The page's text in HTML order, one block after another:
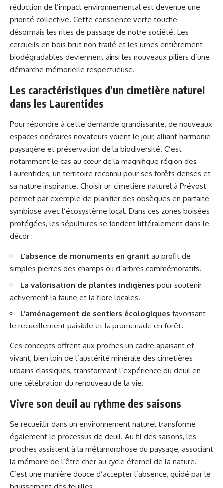
réduction de l’impact environnemental est devenue une
priorité collective. Cette conscience verte touche
désormais les rites de passage de notre société. Les
cercueils en bois brut non traité et les urnes entièrement
biodégradables deviennent ainsi les nouveaux piliers d’une
démarche mémorielle respectueuse.
Les caractéristiques d’un cimetière naturel
dans les Laurentides
Pour répondre à cette demande grandissante, de nouveaux
espaces cinéraires novateurs voient le jour, alliant harmonie
paysagère et préservation de la biodiversité. C’est
notamment le cas au cœur de la magnifique région des
Laurentides, un territoire reconnu pour ses forêts denses et
sa nature inspirante. Choisir un cimetière naturel à Prévost
permet par exemple de planifier des obsèques en parfaite
symbiose avec l’écosystème local. Dans ces zones boisées
protégées, les sépultures se fondent littéralement dans le
décor :
L’absence de monuments en granit au profit de
simples pierres des champs ou d’arbres commémoratifs.
La valorisation de plantes indigènes pour soutenir
activement la faune et la flore locales.
L’aménagement de sentiers écologiques favorisant
le recueillement paisible et la promenade en forêt.
Ces concepts offrent aux proches un cadre apaisant et
vivant, bien loin de l’austérité minérale des cimetières
urbains classiques, transformant l’expérience du deuil en
une célébration du renouveau de la vie.
Vivre son deuil au rythme des saisons
Se recueillir dans un environnement naturel transforme
également le processus de deuil. Au fil des saisons, les
proches assistent à la métamorphose du paysage, associant
la mémoire de l’être cher au cycle éternel de la nature.
C’est une manière douce d’accepter l’absence, guidé par le